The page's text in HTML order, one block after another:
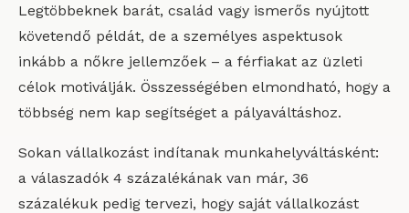
Legtöbbeknek barát, család vagy ismerős nyújtott
követendő példát, de a személyes aspektusok
inkább a nőkre jellemzőek – a férfiakat az üzleti
célok motiválják. Összességében elmondható, hogy a
többség nem kap segítséget a pályaváltáshoz.
Sokan vállalkozást indítanak munkahelyváltásként:
a válaszadók 4 százalékának van már, 36
százalékuk pedig tervezi, hogy saját vállalkozást